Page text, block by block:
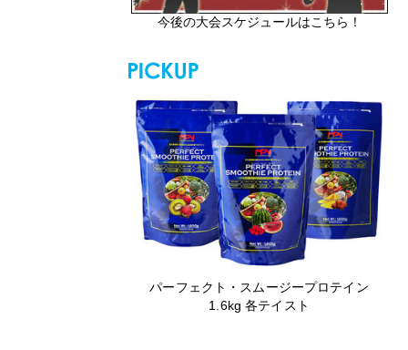
今後の大会スケジュールはこちら！
パーフェクト・スムージープロテイン
1.6kg 各テイスト